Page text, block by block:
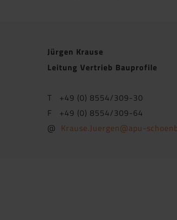
Jürgen Krause
Leitung Vertrieb Bauprofile
T +49 (0) 8554/309-30
F +49 (0) 8554/309-64
@ Krause.Juergen@apu-